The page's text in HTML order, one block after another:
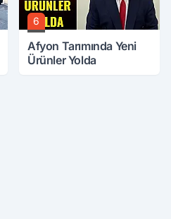
6
Afyon Tarımında Yeni
Ürünler Yolda